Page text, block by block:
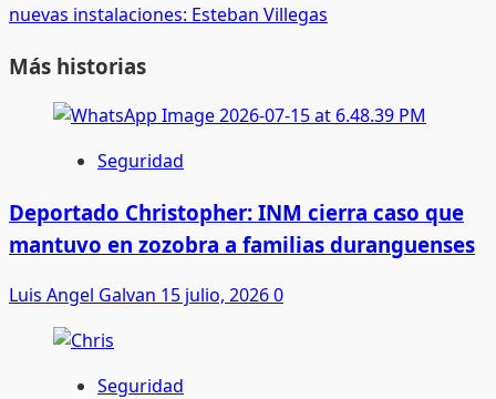
nuevas instalaciones: Esteban Villegas
Más historias
Seguridad
Deportado Christopher: INM cierra caso que
mantuvo en zozobra a familias duranguenses
Luis Angel Galvan 15 julio, 20260
Seguridad